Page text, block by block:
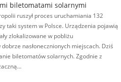
biletomatami solarnymi
ruszył proces uruchamiania 132
taki system w Polsce. Urządzenia pojawią
zlokalizowane w pobliżu
nasłonecznionych miejscach. Dziś
biletomatów solarnych. Zgodnie z